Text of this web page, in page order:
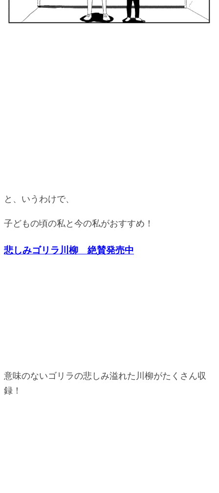
と、いうわけで、
子どもの頃の私と今の私がおすすめ！
悲しみゴリラ川柳 絶賛発売中
意味のないゴリラの悲しみ溢れた川柳がたくさん収
録！